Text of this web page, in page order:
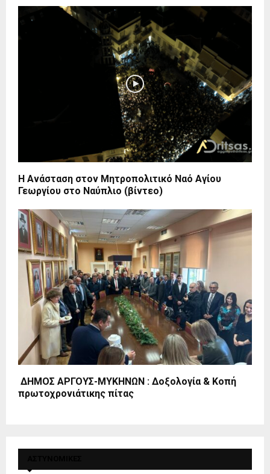
Η Ανάσταση στον Μητροπολιτικό Ναό Αγίου
Γεωργίου στο Ναύπλιο (βίντεο)
ΔΗΜΟΣ ΑΡΓΟΥΣ-ΜΥΚΗΝΩΝ : Δοξολογία & Κοπή
πρωτοχρονιάτικης πίτας